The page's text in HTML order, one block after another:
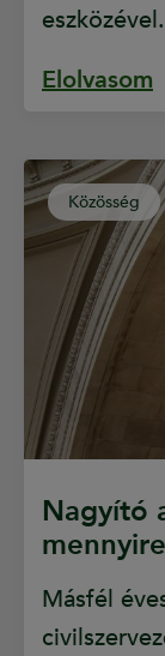
eszközével.
Elolvasom
Közösség
Nagyító
Másfél